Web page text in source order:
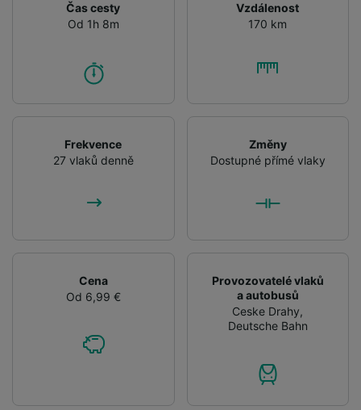
Čas cesty
Od 1h 8m
Vzdálenost
170 km
Frekvence
27 vlaků denně
Změny
Dostupné přímé vlaky
Cena
Od 6,99 €
Provozovatelé vlaků
a autobusů
Ceske Drahy,
Deutsche Bahn